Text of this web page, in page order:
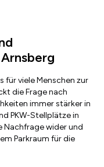
für viele Menschen zur
die Frage nach
immer stärker in
PKW-Stellplätze in
Nachfrage wider und
Parkraum für die